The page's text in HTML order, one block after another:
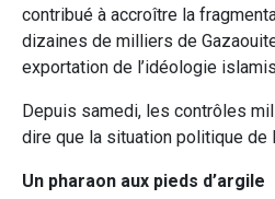
contribué à accroître la
dizaines de milliers de
exportation de l’idéologie
Depuis samedi, les contrôles
dire que la situation politique de
Un pharaon aux pieds d’argile